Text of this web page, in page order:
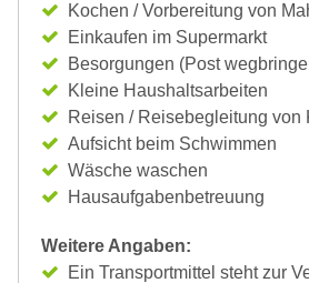
Kochen / Vorbereitung von
Einkaufen im Supermarkt
Besorgungen (Post
Kleine Haushaltsarbeiten
Reisen / Reisebegleitung von
Aufsicht beim Schwimmen
Wäsche waschen
Hausaufgabenbetreuung
Weitere Angaben:
Ein Transportmittel steht zur